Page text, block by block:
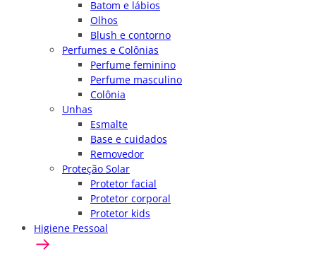
Batom e lábios
Olhos
Blush e contorno
Perfumes e Colônias
Perfume feminino
Perfume masculino
Colônia
Unhas
Esmalte
Base e cuidados
Removedor
Proteção Solar
Protetor facial
Protetor corporal
Protetor kids
Higiene Pessoal